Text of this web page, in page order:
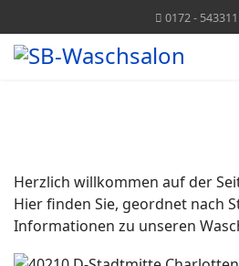
0172 -
Herzlich willkommen auf der
Hier finden Sie, geordnet nach
Informationen zu unseren